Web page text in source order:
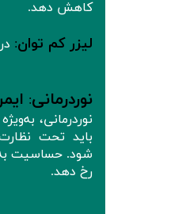
کاهش دهد.
لیزر کم‌ توان:
نوردرمانی:
باید تحت
شود. حساسیت به
رخ دهد.